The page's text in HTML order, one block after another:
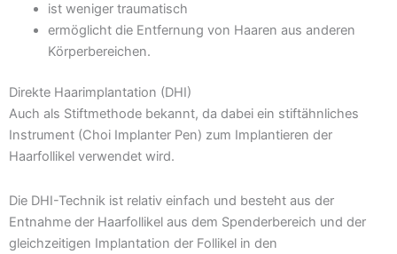
ist weniger traumatisch
ermöglicht die Entfernung von Haaren aus anderen
Körperbereichen.
Direkte Haarimplantation (DHI)
Auch als Stiftmethode bekannt, da dabei ein stiftähnliches
Instrument (Choi Implanter Pen) zum Implantieren der
Haarfollikel verwendet wird.
Die DHI-Technik ist relativ einfach und besteht aus der
Entnahme der Haarfollikel aus dem Spenderbereich und der
gleichzeitigen Implantation der Follikel in den